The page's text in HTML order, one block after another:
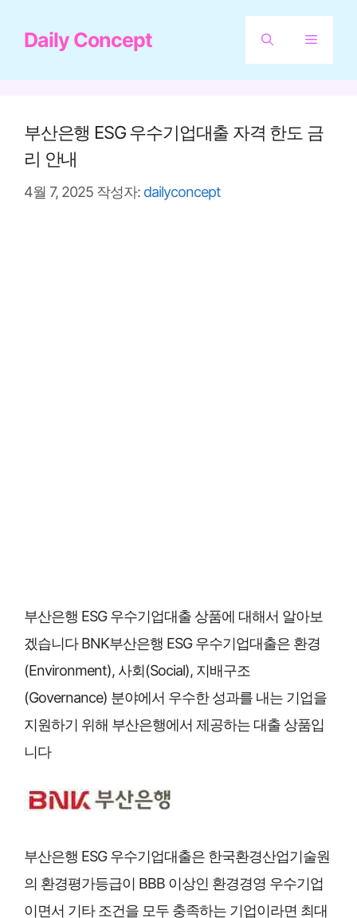
Daily Concept 메
부산은행 ESG 우수기업대출 자격 한도 금
리 안내
4월 7, 2025 작성자: dailyconcept
부산은행 ESG 우수기업대출 상품에 대해서 알아보
겠습니다 BNK부산은행 ESG 우수기업대출은 환경
(Environment), 사회(Social), 지배구조
(Governance) 분야에서 우수한 성과를 내는 기업을
지원하기 위해 부산은행에서 제공하는 대출 상품입
니다
부산은행 ESG 우수기업대출은 한국환경산업기술원
의 환경평가등급이 BBB 이상인 환경경영 우수기업
이면서 기타 조건을 모두 충족하는 기업이라면 최대